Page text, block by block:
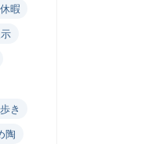
暇
き
陶